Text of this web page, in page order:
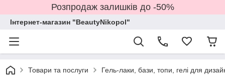
Розпродаж залишків до -50%
Інтернет-магазин "BeautyNikopol"
Товари та послуги Гель-лаки, бази, топи, гелі для